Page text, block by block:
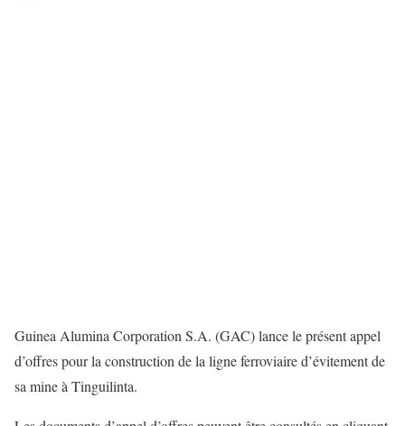
Guinea Alumina Corporation S.A. (GAC) lance le présent appel
d’offres pour la construction de la ligne ferroviaire d’évitement de
sa mine à Tinguilinta.